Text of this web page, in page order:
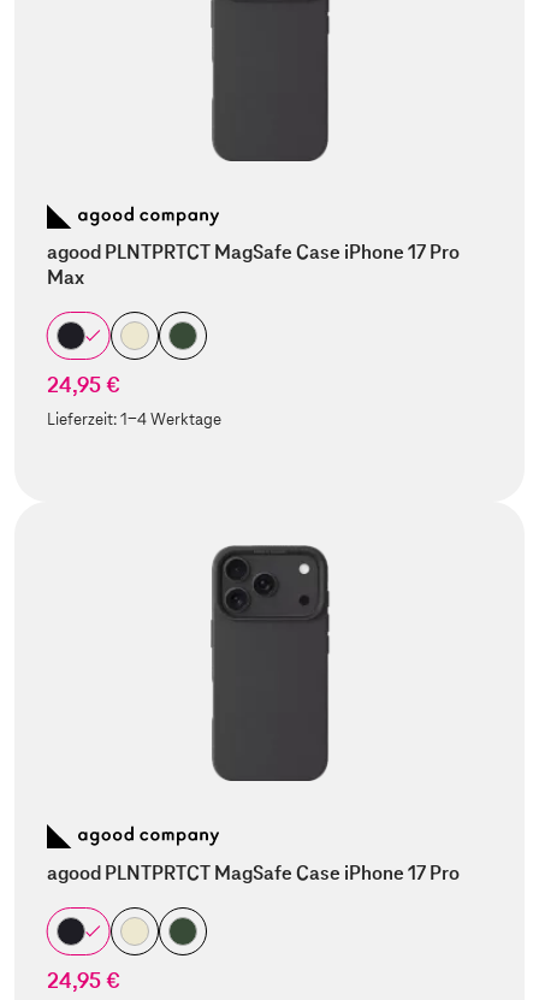
agood PLNTPRTCT MagSafe Case iPhone 17 Pro
Max
24,95 €
Lieferzeit:1-4 Werktage
agood PLNTPRTCT MagSafe Case iPhone 17 Pro
24,95 €